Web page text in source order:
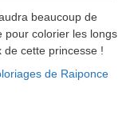
beaucoup de
pour colorier les longs
de cette princesse !
de Raiponce